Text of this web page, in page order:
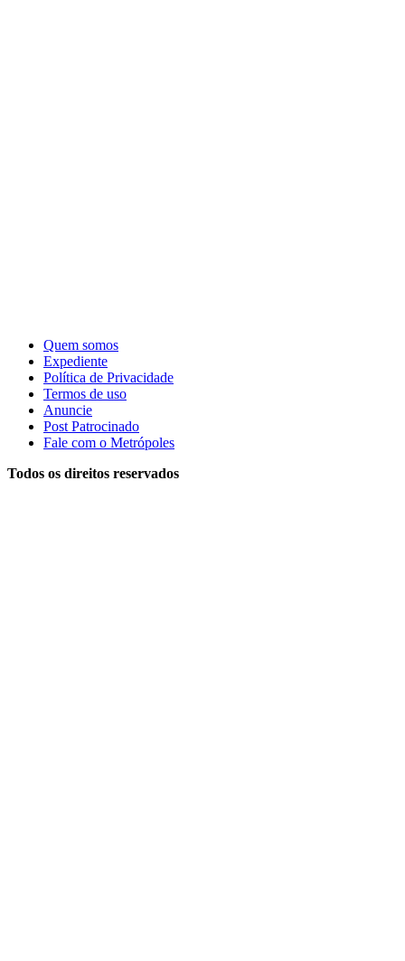
Quem somos
Expediente
Política de Privacidade
Termos de uso
Anuncie
Post Patrocinado
Fale com o Metrópoles
Todos os direitos reservados